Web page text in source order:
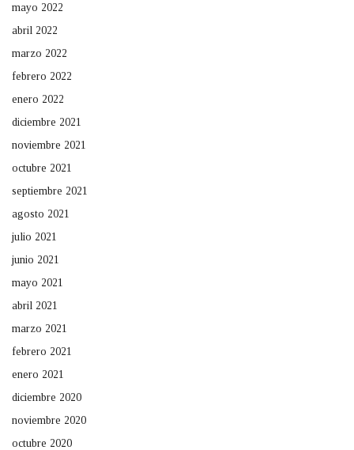
mayo 2022
abril 2022
marzo 2022
febrero 2022
enero 2022
diciembre 2021
noviembre 2021
octubre 2021
septiembre 2021
agosto 2021
julio 2021
junio 2021
mayo 2021
abril 2021
marzo 2021
febrero 2021
enero 2021
diciembre 2020
noviembre 2020
octubre 2020